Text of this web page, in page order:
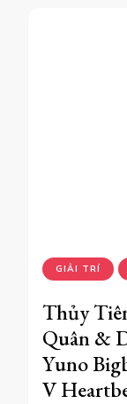
GIẢI TRÍ
Thủy
Quân &
Yuno
V